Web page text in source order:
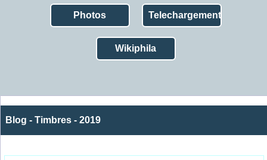
Photos Telechargement
Wikiphila
Blog - Timbres - 2019